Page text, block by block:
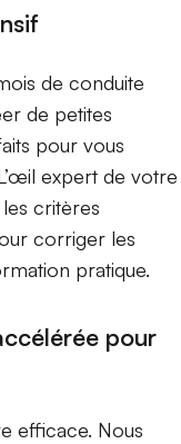
de conduite
de petites
pour vous
expert de votre
critères
corriger les
pratique.
pour
efficace. Nous